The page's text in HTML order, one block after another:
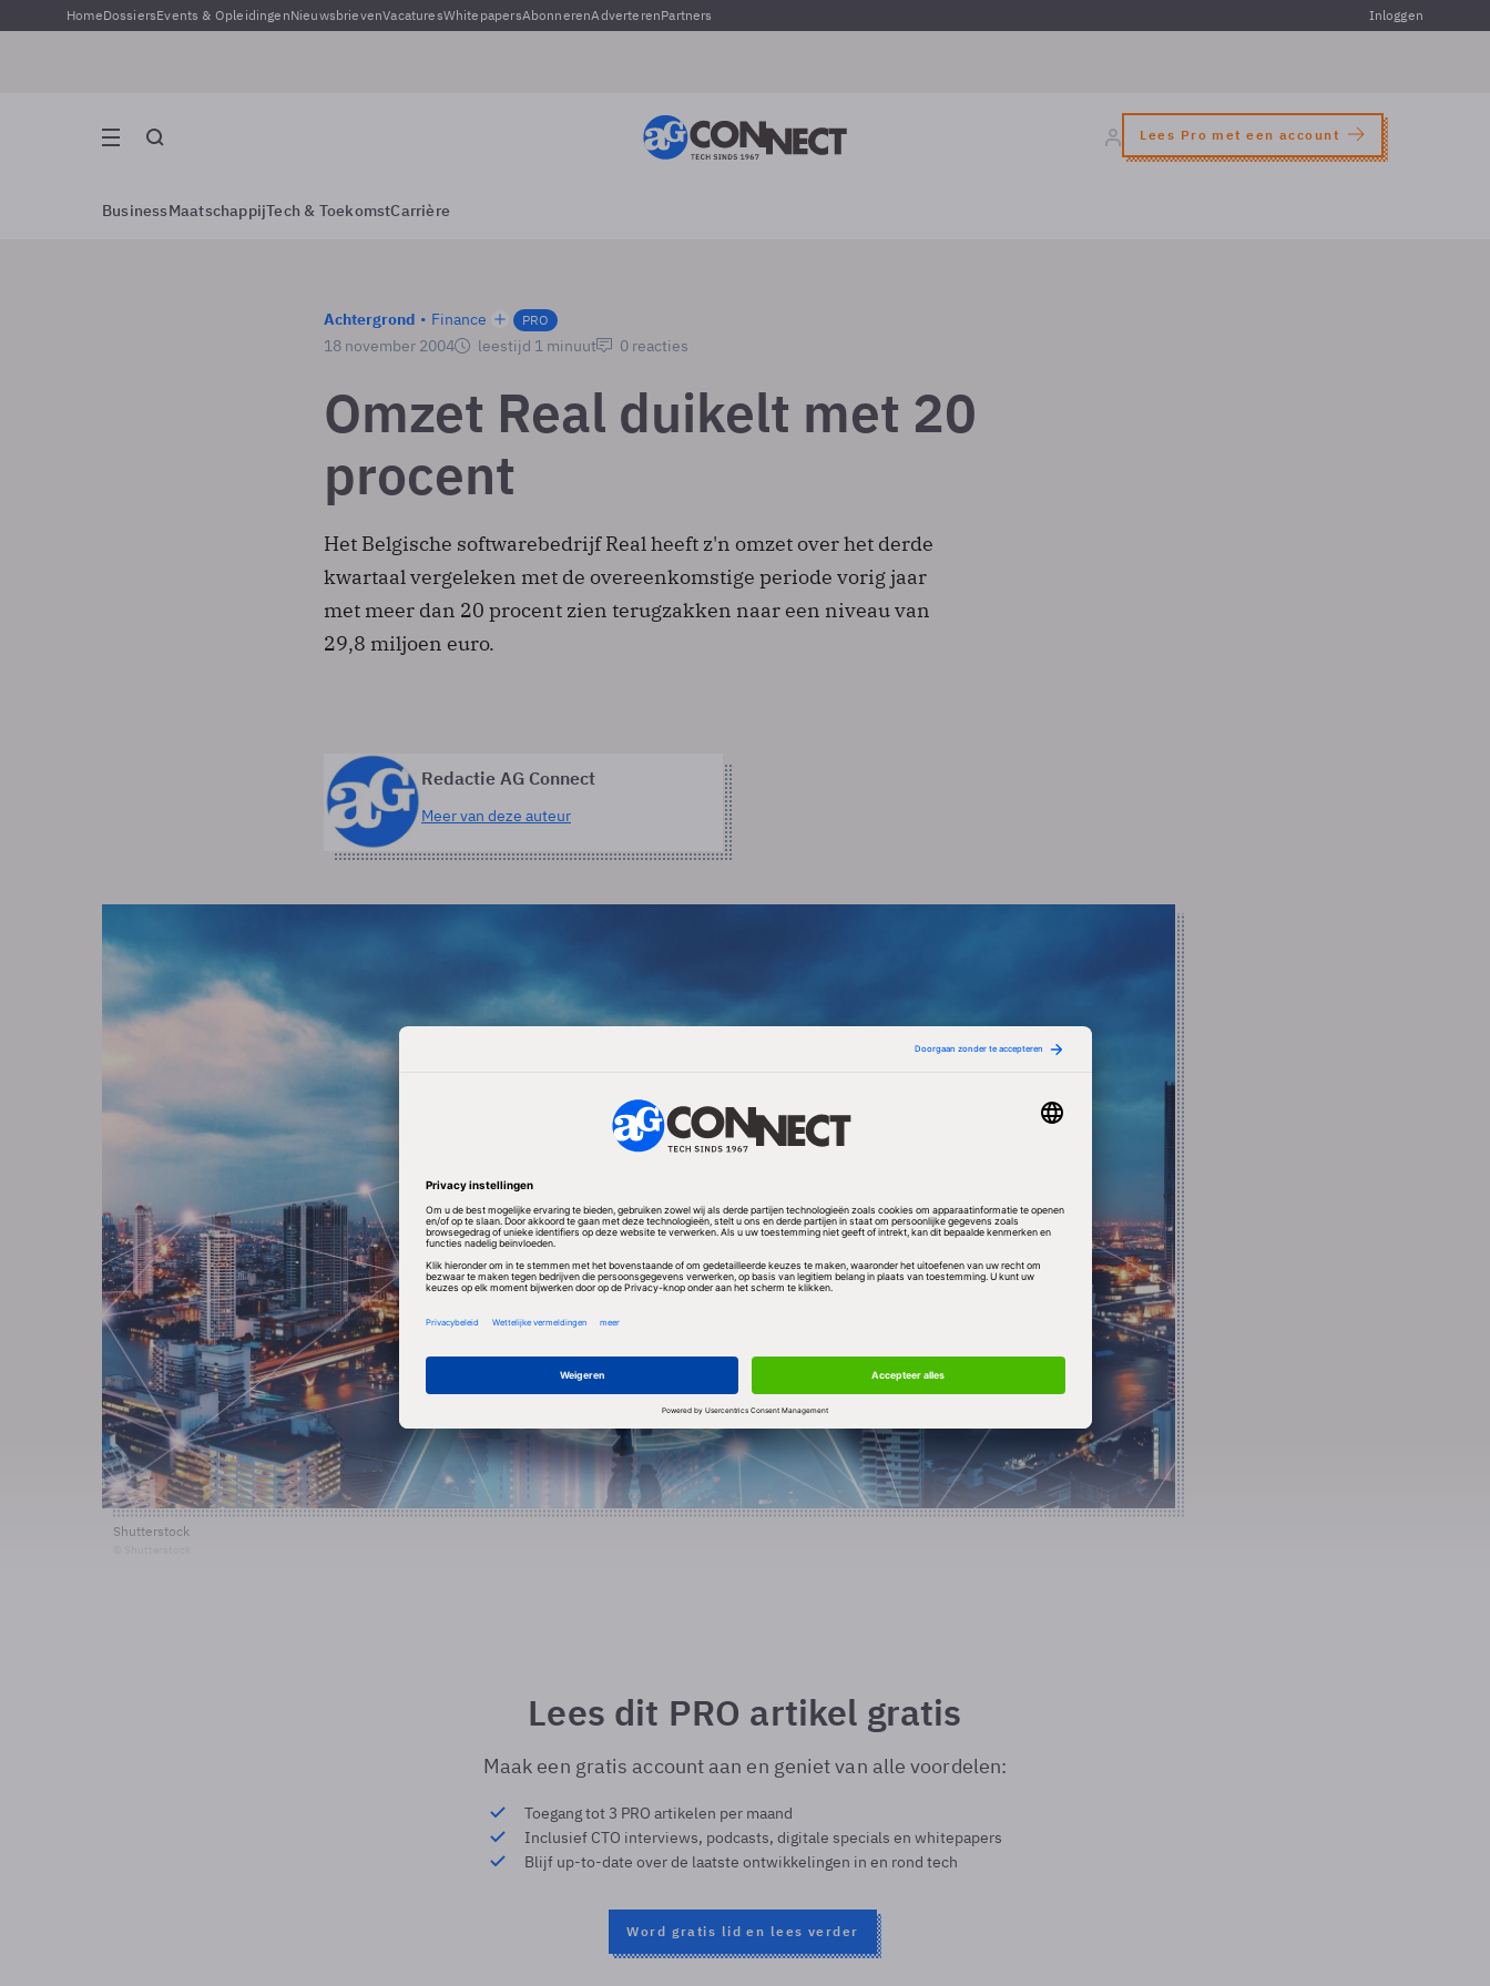
HomeDossiersEvents & OpleidingenNieuwsbrievenVacaturesWhitepapersAbonnerenAdverterenPartners Inloggen
Lees Pro met een account
BusinessMaatschappijTech & ToekomstCarrière
Achtergrond Finance PRO
18 november 2004 leestijd 1 minuut 0 reacties
Omzet Real duikelt met 20
procent
Het Belgische softwarebedrijf Real heeft z'n omzet over het derde
kwartaal vergeleken met de overeenkomstige periode vorig jaar
met meer dan 20 procent zien terugzakken naar een niveau van
29,8 miljoen euro.
Redactie AG Connect
Meer van deze auteur
Shutterstock
Lees dit PRO artikel gratis
Maak een gratis account aan en geniet van alle voordelen:
Toegang tot 3 PRO artikelen per maand
Inclusief CTO interviews, podcasts, digitale specials en whitepapers
Blijf up-to-date over de laatste ontwikkelingen in en rond tech
Word gratis lid en lees verder